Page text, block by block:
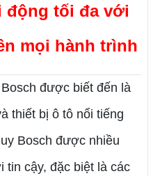
động tối đa với
mọi hành trình
được biết đến là
thiết bị ô tô nổi tiếng
Bosch được nhiều
tin cậy, đặc biệt là các